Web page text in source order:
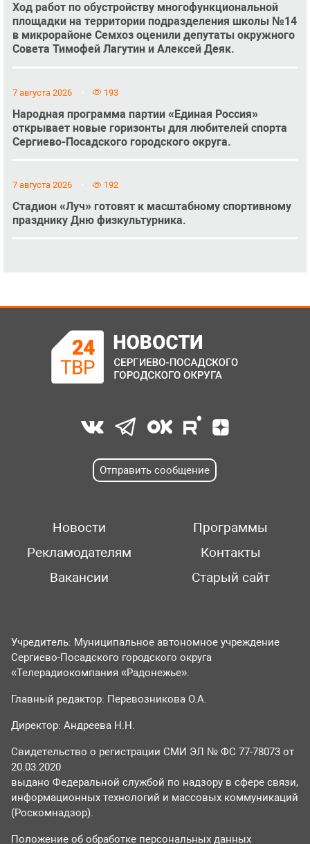
Ход работ по обустройству многофункциональной
площадки на территории подразделения школы №14
в микрорайоне Семхоз оценили депутаты окружного
Совета Тимофей Лагутин и Алексей Деяк.
7 августа 2026 193
Народная программа партии «Единая Россия»
открывает новые горизонты для любителей спорта
Сергиево-Посадского городского округа.
7 августа 2026 192
Стадион «Луч» готовят к масштабному спортивному
празднику Дню физкультурника.
Отправить сообщение
Новости
Программы
Рекламодателям
Контакты
Вакансии
Старый сайт
Учредитель: Муниципальное автономное учреждение
Сергиево-Посадского городского округа
«Телерадиокомпания «Радонежье».
Главный редактор: Перевозникова О.А.
Директор: Андреева Н.Н.
Свидетельство о регистрации СМИ ЭЛ № ФС 77-78073 от
20.03.2020
выдано Федеральной службой по надзору в сфере связи,
информационных технологий и массовых коммуникаций
(Роскомнадзор).
Положение об обработке персональных данных